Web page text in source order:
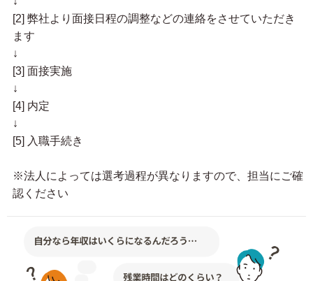
[2] 弊社より面接日程の調整などの連絡をさせていただき
ます
↓
[3] 面接実施
↓
[4] 内定
↓
[5] 入職手続き
※法人によっては選考過程が異なりますので、担当にご確
認ください